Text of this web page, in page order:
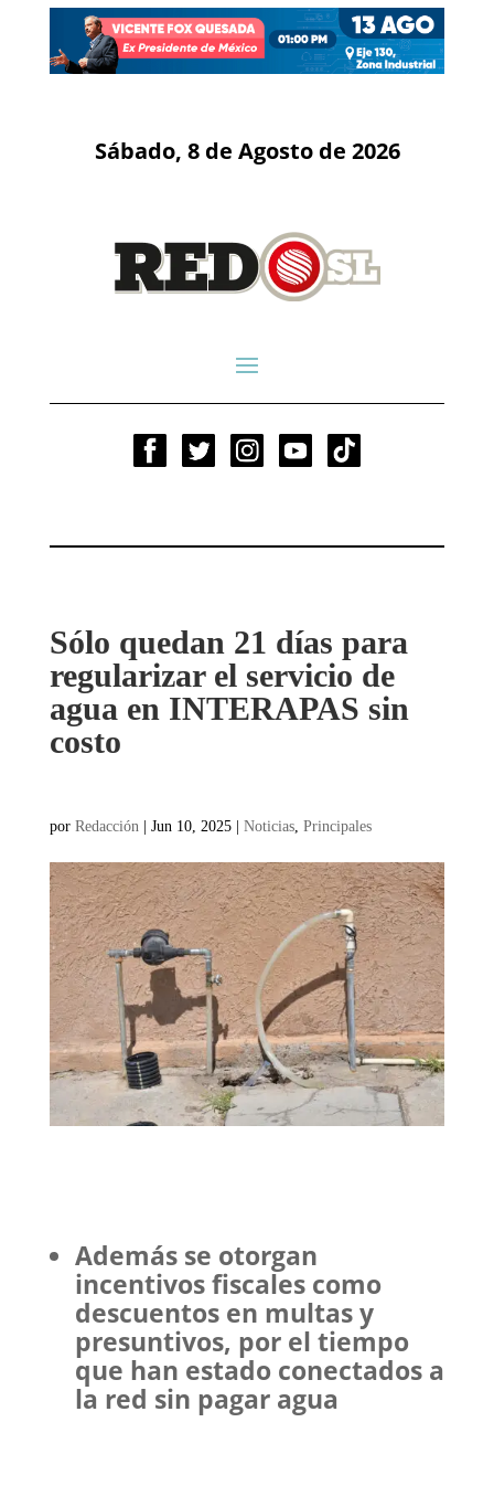
Sábado, 8 de Agosto de 2026
Sólo quedan 21 días para
regularizar el servicio de
agua en INTERAPAS sin
costo
por Redacción | Jun 10, 2025| Noticias, Principales
Además se otorgan
incentivos fiscales como
descuentos en multas y
presuntivos, por el tiempo
que han estado conectados a
la red sin pagar agua